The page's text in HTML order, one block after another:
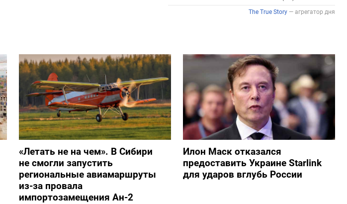
«Летать не на чем». В Сибири
не смогли запустить
региональные авиамаршруты
из-за провала
импортозамещения Ан-2
Илон Маск отказался
предоставить Украине Starlink
для ударов вглубь России